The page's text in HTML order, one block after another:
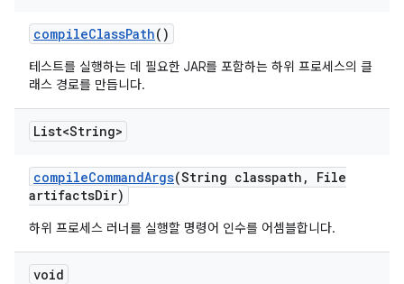
compileClassPath()
테스트를 실행하는 데 필요한 JAR를 포함하는 하위 프로세스의 클
래스 경로를 만듭니다.
List<String>
compileCommandArgs(String classpath ,
File
artifactsDir)
하위 프로세스 러너를 실행할 명령어 인수를 어셈블합니다.
void